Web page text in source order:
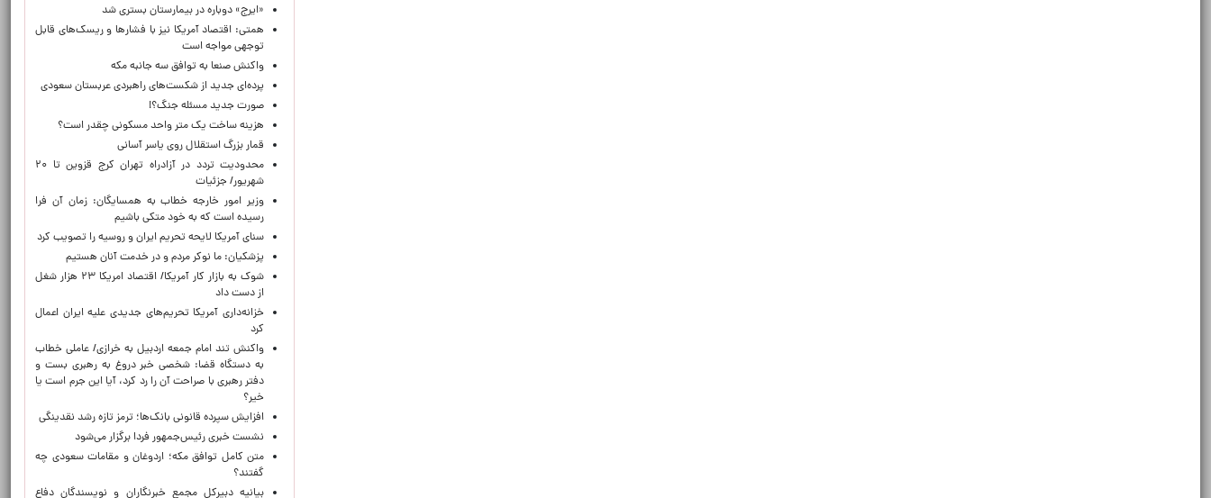
«ایرج» دوباره در بیمارستان بستری شد
همتی: اقتصاد آمریکا نیز با فشارها و ریسک‌های قابل
توجهی مواجه است
واکنش صنعا به توافق سه جانبه مکه
پرده‌ای جدید از شکست‌های راهبردی عربستان سعودی
صورت جدید مسئله جنگ؟!
هزینه ساخت یک متر واحد مسکونی چقدر است؟
قمار بزرگ استقلال روی یاسر آسانی
محدودیت تردد در آزادراه تهران کرج قزوین تا ۲۰
شهریور/ جزئیات
وزیر امور خارجه خطاب به همسایگان: زمان آن فرا
رسیده است که به خود متکی باشیم
سنای آمریکا لایحه تحریم ایران و روسیه را تصویب کرد
پزشکیان: ما نوکر مردم و در خدمت آنان هستیم
شوک به بازار کار آمریکا/ اقتصاد امریکا ۲۳ هزار شغل
از دست داد
خزانه‌داری آمریکا تحریم‌های جدیدی علیه ایران اعمال
کرد
واکنش تند امام جمعه اردبیل به خرازی/ عاملی خطاب
به دستگاه قضا: شخصی خبر دروغ به رهبری بست و
دفتر رهبری با صراحت آن را رد کرد، آیا این جرم است یا
خیر؟
افزایش سپرده قانونی بانک‌ها؛ ترمز تازه رشد نقدینگی
نشست خبری رئیس‌جمهور فردا برگزار می‌شود
متن کامل توافق مکه؛ اردوغان و مقامات سعودی چه
گفتند؟
بیانیه دبیرکل مجمع خبرنگاران و نویسندگان دفاع